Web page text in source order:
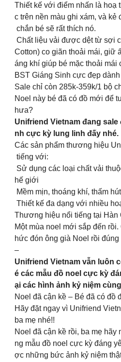
Thiết kế với điểm nhấn là hoạ
c trên nền màu ghi xám, và kẻ
chắn bé sẽ rất thích nó.
Chất liệu vải được dệt từ sợi
Cotton) co giãn thoải mái, giữ
áng khí giúp bé mặc thoải mái
BST Giáng Sinh cực đẹp
Sale chỉ còn 285k-359k/1 bộ
Noel này bé đã có đồ mới để
hưa?
Unifriend Vietnam đang sale
nh cực kỳ lung linh đấy nhé.
Các sản phẩm thương hiệu
tiếng với:
Sử dụng các loại chất vải
hế giới
Mềm mịn, thoáng khí, thấm
Thiết kế đa dạng với nhiều
Thương hiệu nổi tiếng tại Hàn
Một mùa noel mới sắp đến
hức đón ông già Noel rồi đúng
–
Unifriend Vietnam vẫn luôn
é các mẫu đồ noel cực kỳ
ại các hình ảnh kỷ niệm
Noel đã cận kề – Bé đã có đồ
Hãy đặt ngay vì Unifriend
ba mẹ nhé!!
Noel đã cận kề rồi, ba mẹ hãy
ng mẫu đồ noel cực kỳ đáng
ợc những bức ảnh kỷ niệm